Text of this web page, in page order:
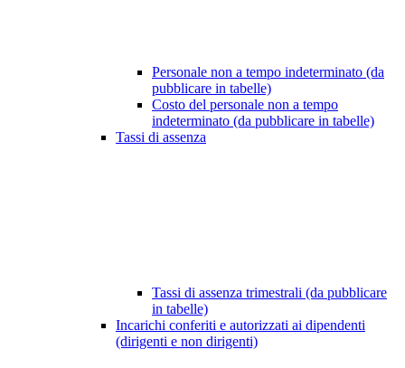
Personale non a tempo indeterminato (da
pubblicare in tabelle)
Costo del personale non a tempo
indeterminato (da pubblicare in tabelle)
Tassi di assenza
Tassi di assenza trimestrali (da pubblicare
in tabelle)
Incarichi conferiti e autorizzati ai dipendenti
(dirigenti e non dirigenti)